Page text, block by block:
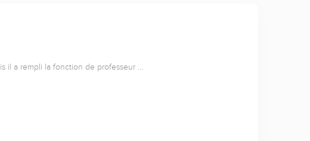
il a rempli la fonction de professeur …